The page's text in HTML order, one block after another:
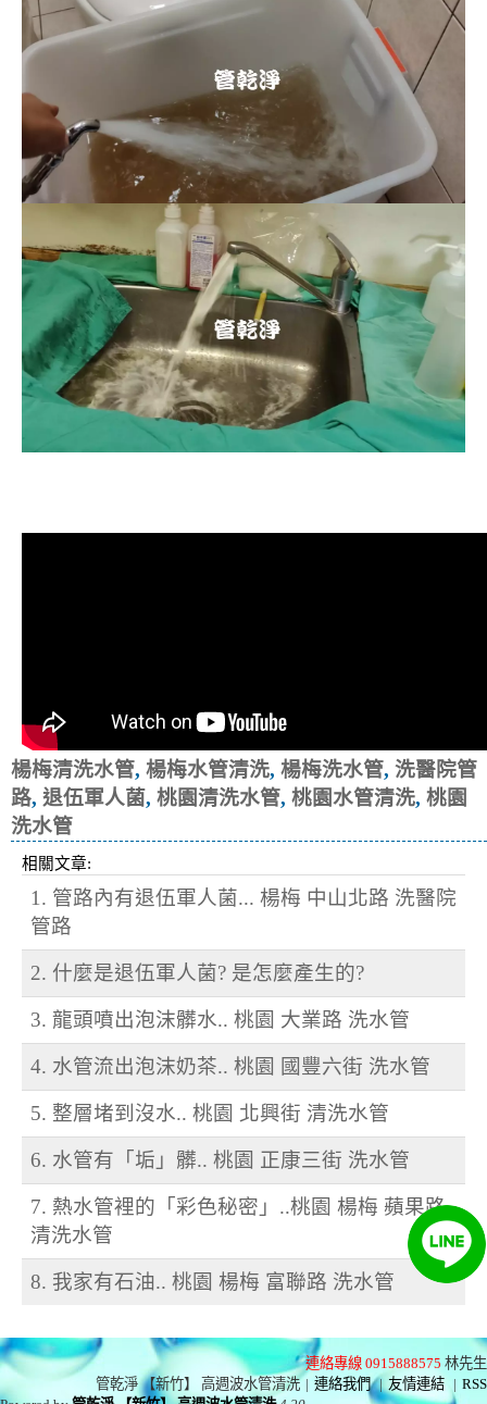
楊梅清洗水管, 楊梅水管清洗, 楊梅洗水管, 洗醫院管
路, 退伍軍人菌, 桃園清洗水管, 桃園水管清洗, 桃園
洗水管
相關文章:
1. 管路內有退伍軍人菌... 楊梅 中山北路 洗醫院
管路
2. 什麼是退伍軍人菌? 是怎麼產生的?
3. 龍頭噴出泡沫髒水.. 桃園 大業路 洗水管
4. 水管流出泡沫奶茶.. 桃園 國豐六街 洗水管
5. 整層堵到沒水.. 桃園 北興街 清洗水管
6. 水管有「垢」髒.. 桃園 正康三街 洗水管
7. 熱水管裡的「彩色秘密」..桃園 楊梅 蘋果路
清洗水管
8. 我家有石油.. 桃園 楊梅 富聯路 洗水管
連絡專線 0915888575 林先生
管乾淨 【新竹】 高週波水管清洗 | 連絡我們 | 友情連結 | RSS